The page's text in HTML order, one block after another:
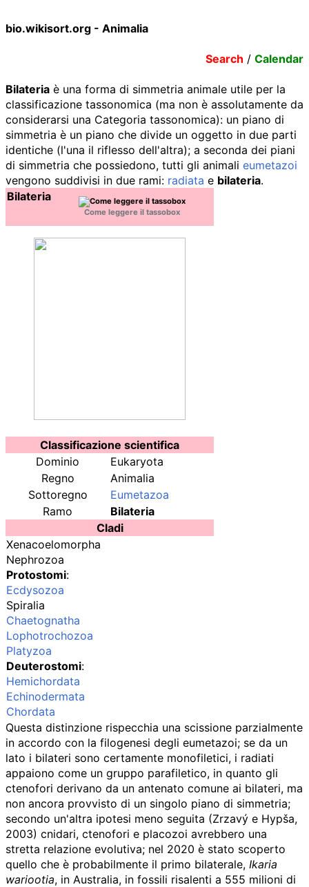
bio.wikisort.org - Animalia
Search / Calendar
Bilateria è una forma di simmetria animale utile per la
classificazione tassonomica (ma non è assolutamente da
considerarsi una Categoria tassonomica): un piano di
simmetria è un piano che divide un oggetto in due parti
identiche (l'una il riflesso dell'altra); a seconda dei piani
di simmetria che possiedono, tutti gli animali eumetazoi
vengono suddivisi in due rami: radiata e bilateria.
Come leggere il tassobox
Bilateria
Classificazione scientifica
Dominio
Eukaryota
Regno
Animalia
Sottoregno
Eumetazoa
Ramo
Bilateria
Cladi
Xenacoelomorpha
Nephrozoa
Protostomi:
Ecdysozoa
Spiralia
Chaetognatha
Lophotrochozoa
Platyzoa
Deuterostomi:
Hemichordata
Echinodermata
Chordata
Questa distinzione rispecchia una scissione parzialmente
in accordo con la filogenesi degli eumetazoi; se da un
lato i bilateri sono certamente monofiletici, i radiati
appaiono come un gruppo parafiletico, in quanto gli
ctenofori derivano da un antenato comune ai bilateri, ma
non ancora provvisto di un singolo piano di simmetria;
secondo un'altra ipotesi meno seguita (Zrzavý e Hypša,
2003) cnidari, ctenofori e placozoi avrebbero una
stretta relazione evolutiva; nel 2020 è stato scoperto
quello che è probabilmente il primo bilaterale, Ikaria
wariootia, in Australia, in fossili risalenti a 555 milioni di